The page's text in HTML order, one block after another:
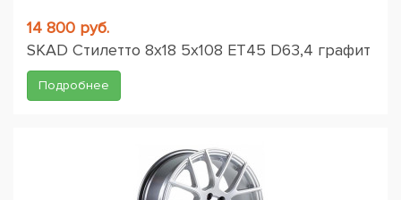
14 800 руб.
SKAD Стилетто 8x18 5x108 ET45 D63,4 графит
Подробнее